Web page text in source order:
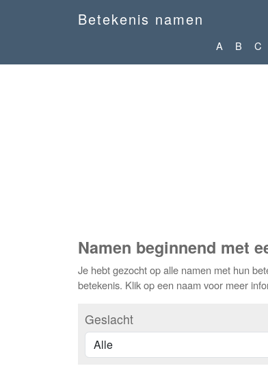
Betekenis namen
A B C
Namen beginnend met
Je hebt gezocht op alle namen met hun
betekenis. Klik op een naam voor meer
Geslacht